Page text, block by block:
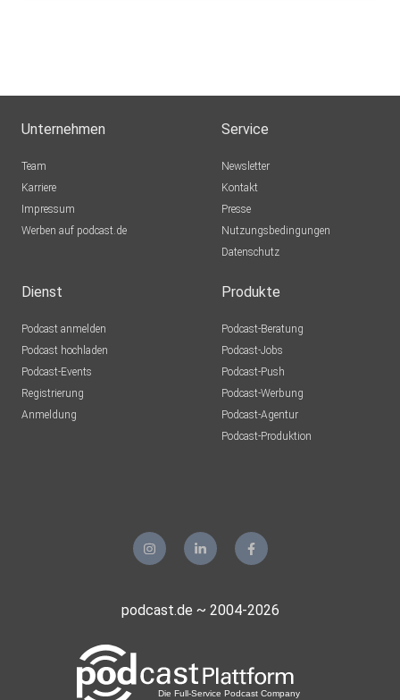
Unternehmen
Team
Karriere
Impressum
Werben auf podcast.de
Service
Newsletter
Kontakt
Presse
Nutzungsbedingungen
Datenschutz
Dienst
Podcast anmelden
Podcast hochladen
Podcast-Events
Registrierung
Anmeldung
Produkte
Podcast-Beratung
Podcast-Jobs
Podcast-Push
Podcast-Werbung
Podcast-Agentur
Podcast-Produktion
podcast.de ~ 2004-2026